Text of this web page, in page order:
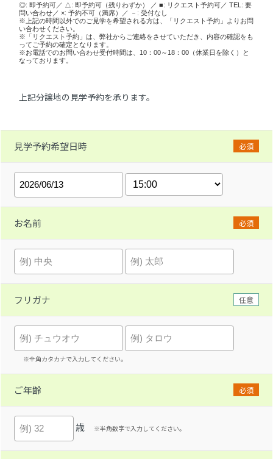
◎: 即予約可／ △: 即予約可（残りわずか） ／ ■: リクエスト予約可／ TEL: 要
問い合わせ／ ×: 予約不可（満席）／ －: 受付なし
※上記の時間以外でのご見学を希望される方は、「リクエスト予約」よりお問
い合わせください。
※「リクエスト予約」は、弊社からご連絡をさせていただき、内容の確認をも
ってご予約の確定となります。
※お電話でのお問い合わせ受付時間は、10：00～18：00（休業日を除く）と
なっております。
上記分譲地の見学予約を承ります。
見学予約希望日時 必須
お名前 必須
フリガナ 任意
※全角カタカナで入力してください。
ご年齢 必須
歳 ※半角数字で入力してください。